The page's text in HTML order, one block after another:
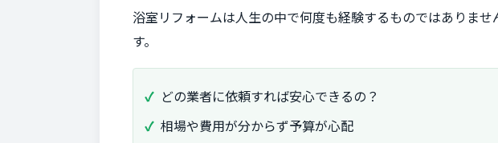
浴室リフォームは人生の中で何度も経験するものではありま
す。
どの業者に依頼すれば安心できるの？
相場や費用が分からず予算が心配